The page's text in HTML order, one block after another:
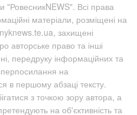
"РовесникNEWS". Всі права
матеріали, розміщені на
захищені
авторське право та інші
передруку інформаційних та
на
в першому абзаці тексту.
з точкою зору автора, а
на об'єктивність та